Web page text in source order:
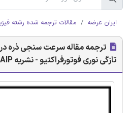
ایران عرضه مقالات ترجمه شده رشته
ترجمه مقاله سرعت سنجی ذره
تازگی نوری فوتورفراکتیو - نشریه AIP